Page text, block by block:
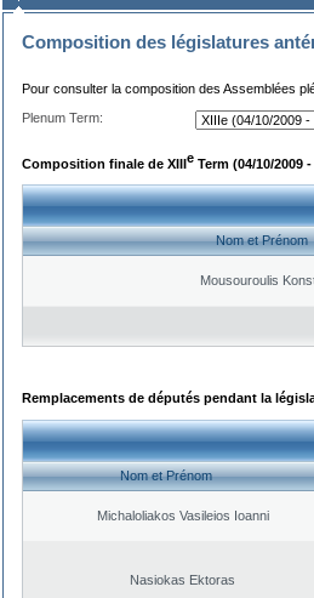
Composition des législatures
Pour consulter la composition des Assemblées
Plenum Term:
Composition finale de XIIIe Term (04/10/2009 -
Nom et Prénom
Mousouroulis
Remplacements de députés pendant la
Nom et Prénom
Michaloliakos Vasileios Ioanni
Nasiokas Ektoras